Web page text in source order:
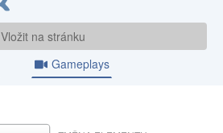
Vložit na stránku
Gameplays